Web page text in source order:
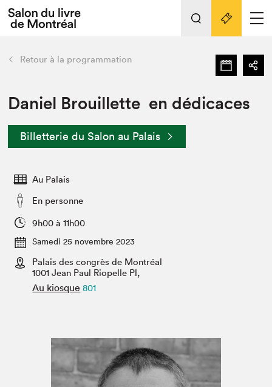
Espace exposant⋅e⋅s
Espace enseignant·e·s
Espace médias
L'événement
Préparer sa visite au Salon
Actualités
SLM PRO
retour Nos activités
Préparer sa visite
Salon dans la ville et en ligne
Projets partenaires
Liens pratiques
Retour à la programmation
Daniel Brouillette en dédicaces
Billetterie du Salon au Palais
Au Palais
En personne
9h00 à 11h00
Samedi 25 novembre 2023
Palais des congrès de Montréal
1001 Jean Paul Riopelle Pl,
Au kiosque 801